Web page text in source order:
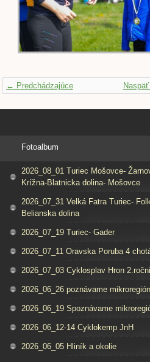
← Predchádzajúce
Fotoalbum
2026_08_01 Turiec Mošovce-
Krížna-Blatnicka dolina- Mošovce
2026_07_31 Velká Fatra Turiec-
Belianska dolina
2026_07_19 Turiec- Gader
2026_07_11 Oravska Poruba 4
2026_07_03 Cyklosplav Hron
2026_06_26 poznávame
2026_06_19 Spoznávame
2026_06_12-14 Cyklokemp JnH
2026_06_05 Hliník a okolie